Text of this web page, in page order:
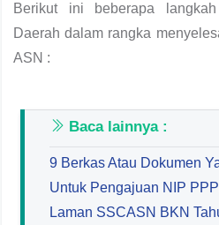
Berikut ini beberapa
Daerah dalam rangka
ASN :
Baca lainnya :
9 Berkas Atau Dokumen
Untuk Pengajuan NIP
Laman SSCASN BKN